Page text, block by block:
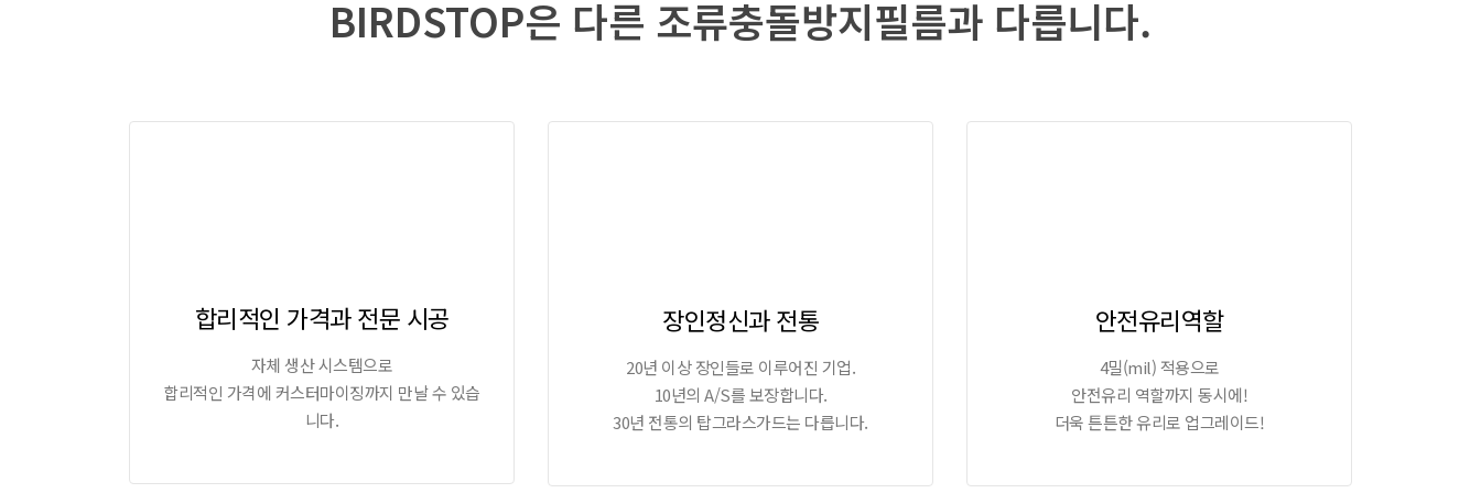
BIRDSTOP은 다른 조류충돌방지필름과 다릅니다.
합리적인 가격과 전문 시공
자체 생산 시스템으로
합리적인 가격에 커스터마이징까지 만날 수 있습
니다.
장인정신과 전통
20년 이상 장인들로 이루어진 기업.
10년의 A/S를 보장합니다.
30년 전통의 탑그라스가드는 다릅니다.
안전유리역할
4밀(mil) 적용으로
안전유리 역할까지 동시에!
더욱 튼튼한 유리로 업그레이드!